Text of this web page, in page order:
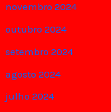
novembro 2024
outubro 2024
setembro 2024
agosto 2024
julho 2024